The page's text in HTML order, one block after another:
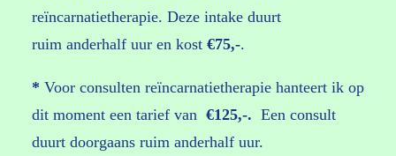
reïncarnatietherapie. Deze intake duurt
ruim anderhalf uur en kost €75,-.
* Voor consulten reïncarnatietherapie hanteert ik op
dit moment een tarief van €125,-. Een consult
duurt doorgaans ruim anderhalf uur.